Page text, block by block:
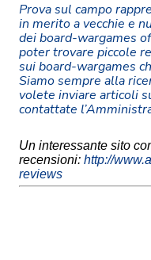
Prova sul campo
in merito a vecchie e
dei board-wargames
poter trovare piccole
sui board-wargames
Siamo sempre alla
volete inviare articoli
contattate l’
Un interessante sito
recensioni: http://
reviews